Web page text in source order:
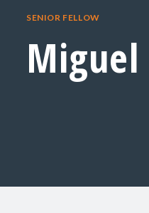
SENIOR FELLOW
Miguel